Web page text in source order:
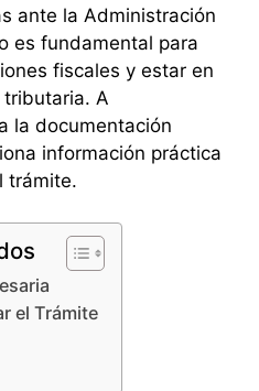
ante la Administración
es fundamental para
fiscales y estar en
tributaria. A
la documentación
información práctica
trámite.
el Trámite